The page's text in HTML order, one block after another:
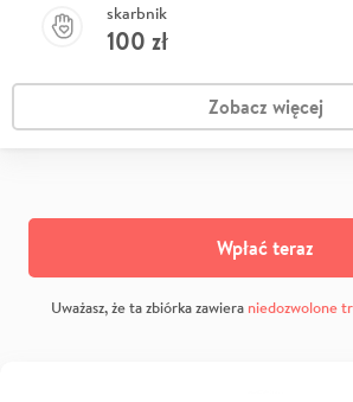
skarbnik
100 zł
Zobacz więcej
Wpłać teraz
Uważasz, że ta zbiórka zawiera niedozwolone